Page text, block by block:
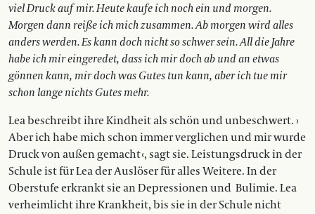
viel Druck auf mir. Heute kaufe ich noch ein und morgen.
Morgen dann reiße ich mich zusammen. Ab morgen wird alles
anders werden. Es kann doch nicht so schwer sein. All die Jahre
habe ich mir eingeredet, dass ich mir doch ab und an etwas
gönnen kann, mir doch was Gutes tun kann, aber ich tue mir
schon lange nichts Gutes mehr.
Lea beschreibt ihre Kindheit als schön und unbeschwert. ›
Aber ich habe mich schon immer verglichen und mir wurde
Druck von außen gemacht ‹, sagt sie. Leistungsdruck in der
Schule ist für Lea der Auslöser für alles Weitere. In der
Oberstufe erkrankt sie an Depressionen und Bulimie. Lea
verheimlicht ihre Krankheit, bis sie in der Schule nicht